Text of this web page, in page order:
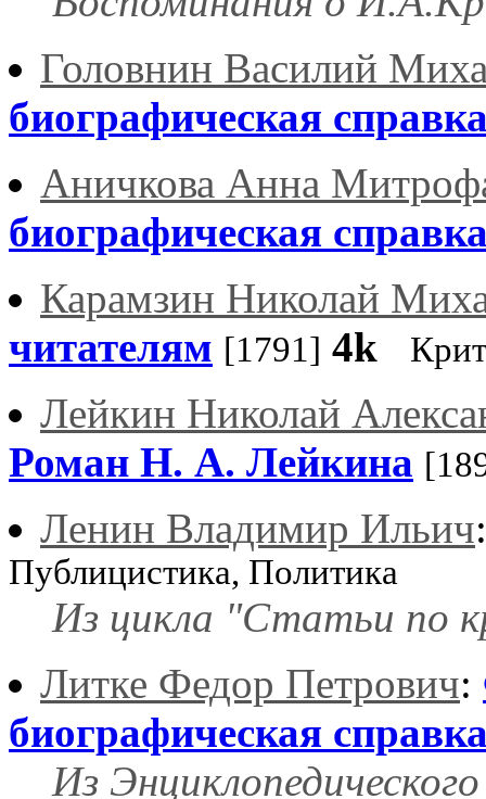
Головнин Василий
биографическая
Аничкова Анна
биографическая
Карамзин Николай
читателям [1791] 4k
Лейкин Николай
Роман Н. А. Лейкина
Ленин Владимир Ильич
Публицистика, Политика
Из цикла "Статьи по
Литке Федор Петрович:
биографическая
Из